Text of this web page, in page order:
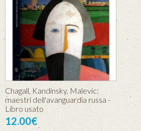
Chagall, Kandinsky, Malevic:
maestri dell'avanguardia russa -
Libro usato
12.00€